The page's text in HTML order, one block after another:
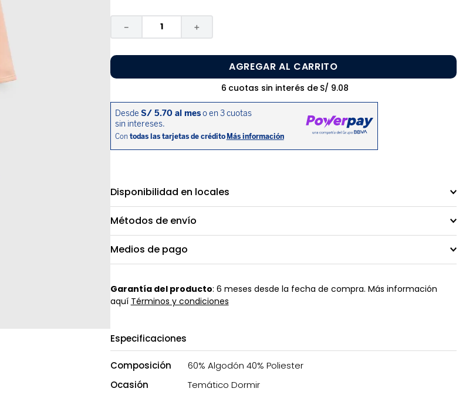
＋
－
AGREGAR AL CARRITO
6 cuotas sin interés de S/ 9.08
Disponibilidad en locales
Métodos de envío
Medios de pago
Garantía del producto: 6 meses desde la fecha de compra. Más información
aquí Términos y condiciones
Especificaciones
Composición
60% Algodón 40% Poliester
Ocasión
Temático Dormir